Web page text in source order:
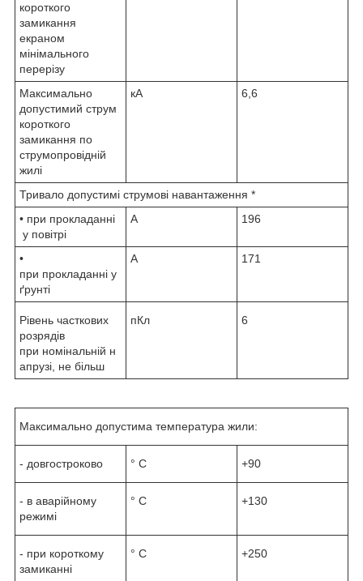
короткого
замикання
екраном
мінімального
перерізу
Максимально
допустимий струм
короткого
замикання по
струмопровідній
жилі
кА 6,6
Тривало допустимі струмові навантаження *
• при прокладанні
у повітрі
А 196
•
при прокладанні у
ґрунті
А 171
Рівень часткових
розрядів
при номінальній н
апрузі, не більш
пКл 6
Максимально допустима температура жили:
- довгостроково ° С +90
- в аварійному
режимі
° С +130
- при короткому
замиканні
° С +250